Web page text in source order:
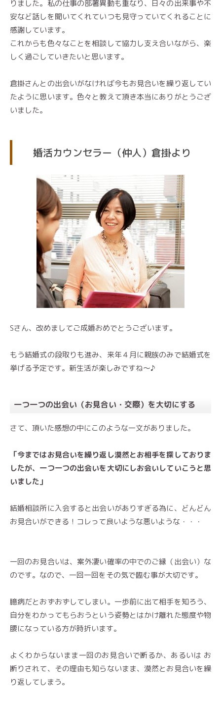
りました。私の仕事の部署異動も重なり、日々の出来事や不
安など話しを聞いてくれていつも見守っていてくれることに
感謝しています。
これからも色々なことを相談して協力し支え合いながら、楽
しく過ごしていきたいと思います。
倉掛さんとの出会いがなければ今もお見合いを繰り返してい
たように思います。色々と教えて頂き本当にありがとうござ
いました。
婚活カウンセラー（仲人）倉掛より
Sさん、改めましてご成婚おめでとうございます。
もう結婚式の段取りも進み、来年４月に親族のみで結婚式を
挙げる予定です。新生活が楽しみですね～♪
一つ一つの出会い（お見合い・交際）を大切にする
さて、頂いた感想の中にこのような一文がありました。
「今まではお見合いを繰り返し漠然とお相手を探しておりま
したが、一つ一つの出会いを大切にしお会いしていこうと思
いました」
結婚相談所に入会すると出会いがありすぎる為に、どんどん
お見合いができる！コレって良いような悪いような・・・
一回のお見合いは、案外凄い確率の中でのご縁（出会い）な
のです。なので、一回一回をその気で臨む事が大切です。
臆病だとおずおずしてしまい。一歩前に出て相手を知ろう、
自分をわかってもらおうという姿勢とはかけ離れた態度や物
腰になっている方が時折います。
よくわからないまま一回のお見合いで断るか、あるいは お
断りされて、その理由も知らないまま、漠然とお見合いを繰
り返してしまう。